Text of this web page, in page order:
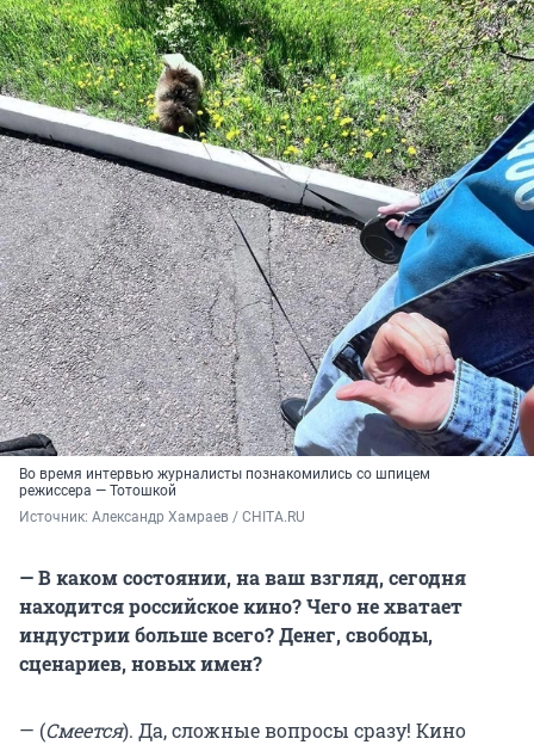
Во время интервью журналисты познакомились со шпицем
режиссера — Тотошкой
Источник: Александр Хамраев / CHITA.RU
— В каком состоянии, на ваш взгляд, сегодня
находится российское кино? Чего не хватает
индустрии больше всего? Денег, свободы,
сценариев, новых имен?
— (Смеется). Да, сложные вопросы сразу! Кино